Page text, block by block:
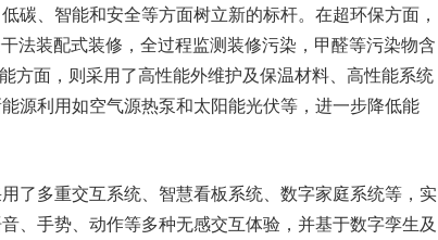
碳、智能和安全等方面树立新的标杆。在超环保方面，
法装配式装修，全过程监测装修污染，甲醛等污染物含
方面，则采用了高性能外维护及保温材料、高性能系统
源利用如空气源热泵和太阳能光伏等，进一步降低能
了多重交互系统、智慧看板系统、数字家庭系统等，实
、手势、动作等多种无感交互体验，并基于数字孪生及